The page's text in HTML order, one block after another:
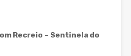
Recreio – Sentinela do